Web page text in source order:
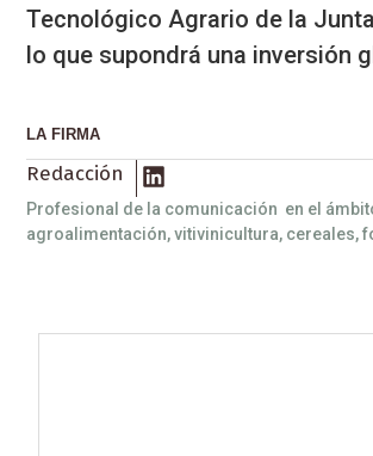
Tecnológico Agrario de la
lo que supondrá una inversión
LA FIRMA
Redacción
Profesional de la comunicación en el
agroalimentación, vitivinicultura, cereales,